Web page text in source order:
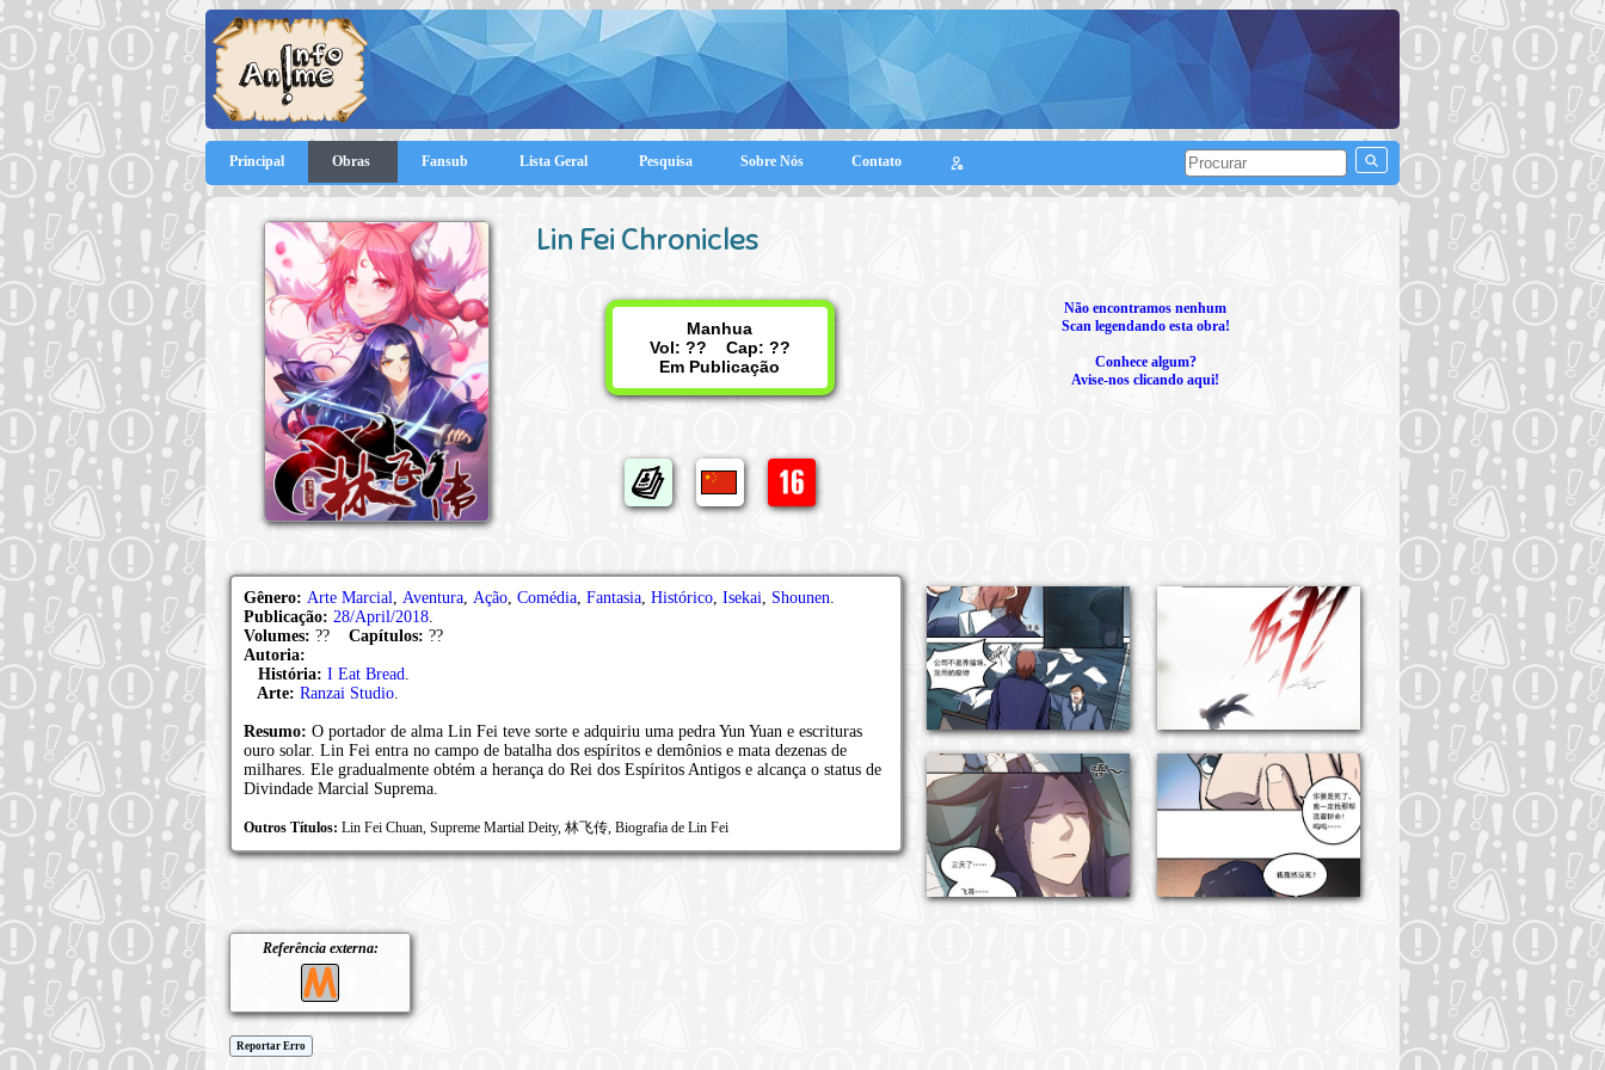
Principal Obras Fansub Lista Geral Pesquisa Sobre Nós Contato
Lin Fei Chronicles
Manhua
Vol: ?? Cap: ??
Em Publicação
Não encontramos nenhum
Scan legendando esta obra!
Conhece algum?
Avise-nos clicando aqui!
Gênero: Arte Marcial, Aventura, Ação, Comédia, Fantasia, Histórico, Isekai, Shounen.
Publicação: 28/April/2018.
Volumes: ?? Capítulos: ??
Autoria:
História: I Eat Bread.
Arte: Ranzai Studio.
Resumo: O portador de alma Lin Fei teve sorte e adquiriu uma pedra Yun Yuan e escrituras
ouro solar. Lin Fei entra no campo de batalha dos espíritos e demônios e mata dezenas de
milhares. Ele gradualmente obtém a herança do Rei dos Espíritos Antigos e alcança o status de
Divindade Marcial Suprema.
Outros Títulos: Lin Fei Chuan, Supreme Martial Deity, 林飞传, Biografia de Lin Fei
Referência externa:
Reportar Erro